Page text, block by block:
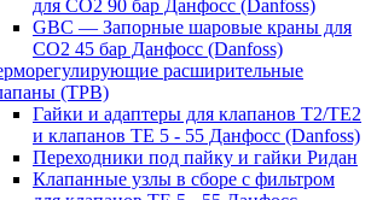
для CO2 90 бар Данфосс (Danfoss)
GBC — Запорные шаровые краны для
CO2 45 бар Данфосс (Danfoss)
расширительные
(ТРВ)
Гайки и адаптеры для клапанов T2/TE2
и клапанов TE 5 - 55 Данфосс (Danfoss)
Переходники под пайку и гайки Ридан
Клапанные узлы в сборе с фильтром